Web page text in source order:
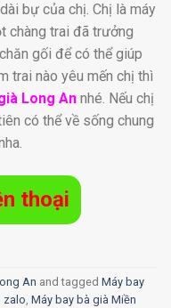
bự của chị. Chị là máy
chàng trai đã trưởng
gối để có thể giúp
trai nào yêu mến chị thì
Long An nhé. Nếu chị
có thể về sống chung
thoại
An and tagged Máy bay
zalo, Máy bay bà già Miền